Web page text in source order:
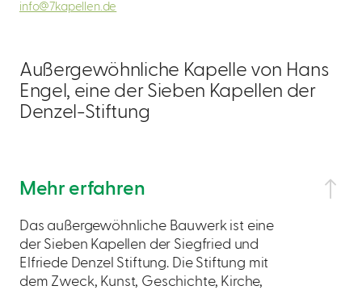
Außergewöhnliche Kapelle von Hans
Engel, eine der Sieben Kapellen der
Denzel-Stiftung
Mehr erfahren
Das außergewöhnliche Bauwerk ist eine
der Sieben Kapellen der Siegfried und
Elfriede Denzel Stiftung. Die Stiftung mit
dem Zweck, Kunst, Geschichte, Kirche,
info@7kapellen.de